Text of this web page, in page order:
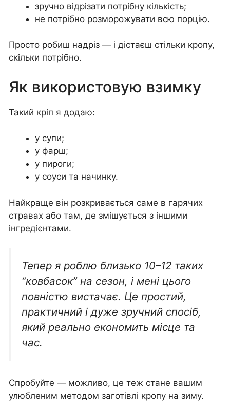
зручно відрізати потрібну кількість;
не потрібно розморожувати всю порцію.
Просто робиш надріз — і дістаєш стільки кропу,
скільки потрібно.
Як використовую взимку
Такий кріп я додаю:
у супи;
у фарш;
у пироги;
у соуси та начинку.
Найкраще він розкривається саме в гарячих
стравах або там, де змішується з іншими
інгредієнтами.
Тепер я роблю близько 10–12 таких
“ковбасок” на сезон, і мені цього
повністю вистачає. Це простий,
практичний і дуже зручний спосіб,
який реально економить місце та
час.
Спробуйте — можливо, це теж стане вашим
улюбленим методом заготівлі кропу на зиму.